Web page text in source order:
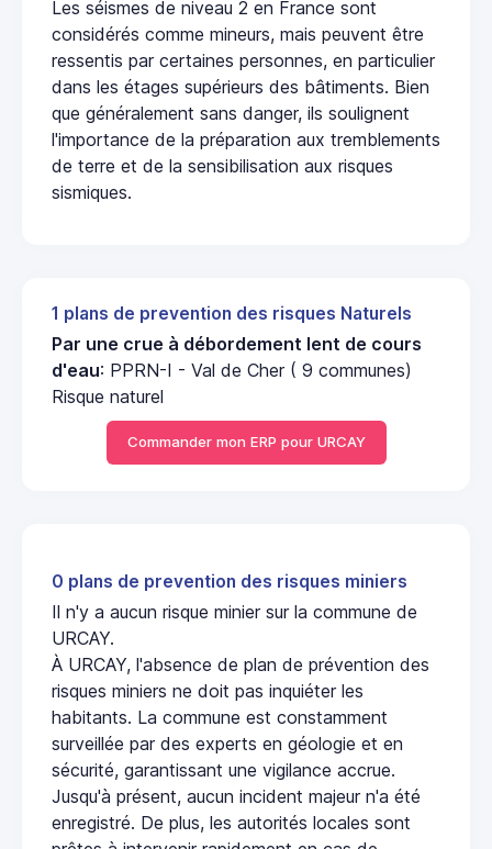
Les séismes de niveau 2 en France sont
considérés comme mineurs, mais peuvent être
ressentis par certaines personnes, en particulier
dans les étages supérieurs des bâtiments. Bien
que généralement sans danger, ils soulignent
l'importance de la préparation aux tremblements
de terre et de la sensibilisation aux risques
sismiques.
1 plans de prevention des risques Naturels
Par une crue à débordement lent de cours
d'eau: PPRN-I - Val de Cher ( 9 communes)
Risque naturel
Commander mon ERP pour URCAY
0 plans de prevention des risques miniers
Il n'y a aucun risque minier sur la commune de
URCAY.
À URCAY, l'absence de plan de prévention des
risques miniers ne doit pas inquiéter les
habitants. La commune est constamment
surveillée par des experts en géologie et en
sécurité, garantissant une vigilance accrue.
Jusqu'à présent, aucun incident majeur n'a été
enregistré. De plus, les autorités locales sont